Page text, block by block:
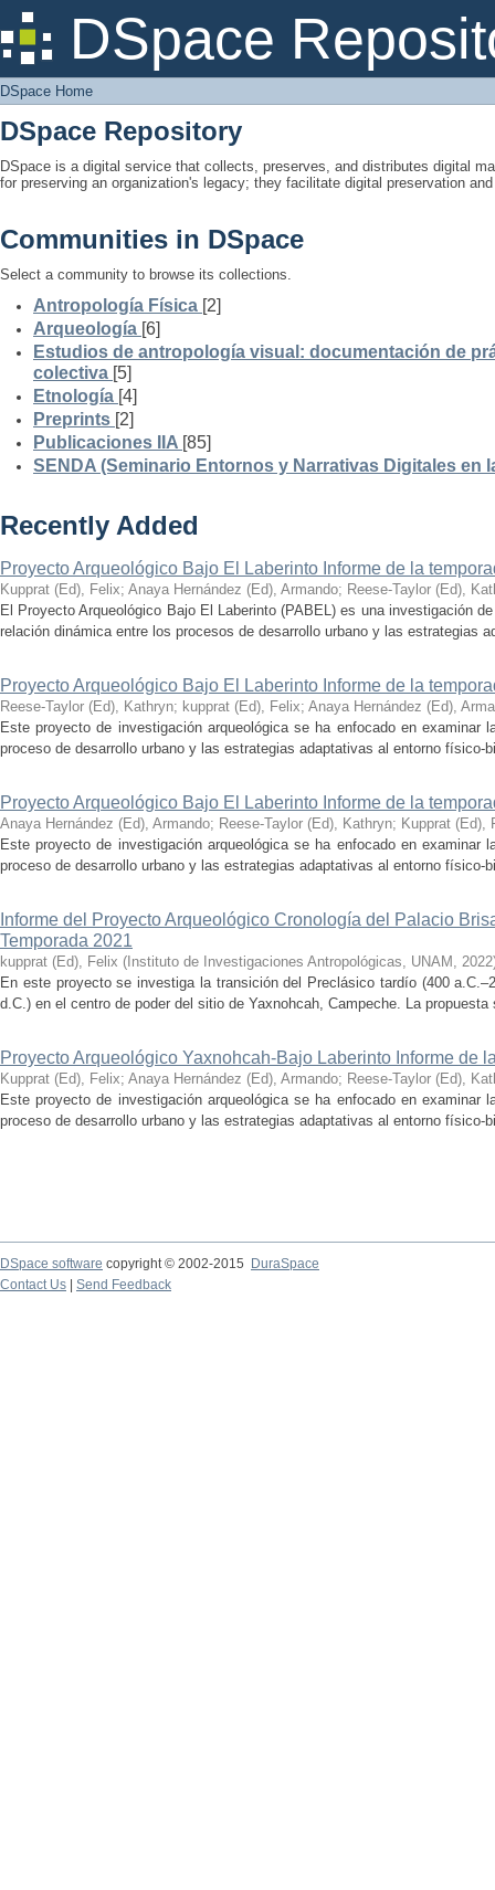
DSpace
DSpace Home
DSpace Home
DSpace Repository
DSpace is a digital service that collects, preserves, and distributes digital
for preserving an organization's legacy; they facilitate digital preservation
Communities in DSpace
Select a community to browse its collections.
Antropología Física [2]
Arqueología [6]
Estudios de antropología visual: documentación de
colectiva [5]
Etnología [4]
Preprints [2]
Publicaciones IIA [85]
SENDA (Seminario Entornos y Narrativas Digitales en
Recently Added
Proyecto Arqueológico Bajo El Laberinto Informe de la
Kupprat (Ed), Felix; Anaya Hernández (Ed), Armando; Reese-Taylor (Ed),
El Proyecto Arqueológico Bajo El Laberinto (PABEL) es una investigación
relación dinámica entre los procesos de desarrollo urbano y las estrategias
Proyecto Arqueológico Bajo El Laberinto Informe de la
Reese-Taylor (Ed), Kathryn; kupprat (Ed), Felix; Anaya Hernández (Ed),
Este proyecto de investigación arqueológica se ha enfocado en examinar
proceso de desarrollo urbano y las estrategias adaptativas al entorno físico-
Proyecto Arqueológico Bajo El Laberinto Informe de la
Anaya Hernández (Ed), Armando; Reese-Taylor (Ed), Kathryn; Kupprat (Ed),
Este proyecto de investigación arqueológica se ha enfocado en examinar
proceso de desarrollo urbano y las estrategias adaptativas al entorno físico-
Informe del Proyecto Arqueológico Cronología del Palacio
Temporada 2021
kupprat (Ed), Felix ( Instituto de Investigaciones Antropológicas, UNAM , 2022
En este proyecto se investiga la transición del Preclásico tardío (400
d.C.) en el centro de poder del sitio de Yaxnohcah, Campeche. La
Proyecto Arqueológico Yaxnohcah-Bajo Laberinto Informe de
Kupprat (Ed), Felix; Anaya Hernández (Ed), Armando; Reese-Taylor (Ed),
Este proyecto de investigación arqueológica se ha enfocado en examinar
proceso de desarrollo urbano y las estrategias adaptativas al entorno físico-
DSpace software copyright © 2002-2015
DuraSpace
Contact Us
Send Feedback